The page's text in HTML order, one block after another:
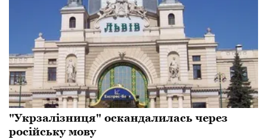
"Укрзалізниця" оскандалилась через
російську мову